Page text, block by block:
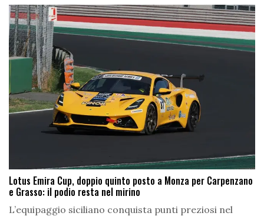
Lotus Emira Cup, doppio quinto posto a Monza per Carpenzano
e Grasso: il podio resta nel mirino
L’equipaggio siciliano conquista punti preziosi nel